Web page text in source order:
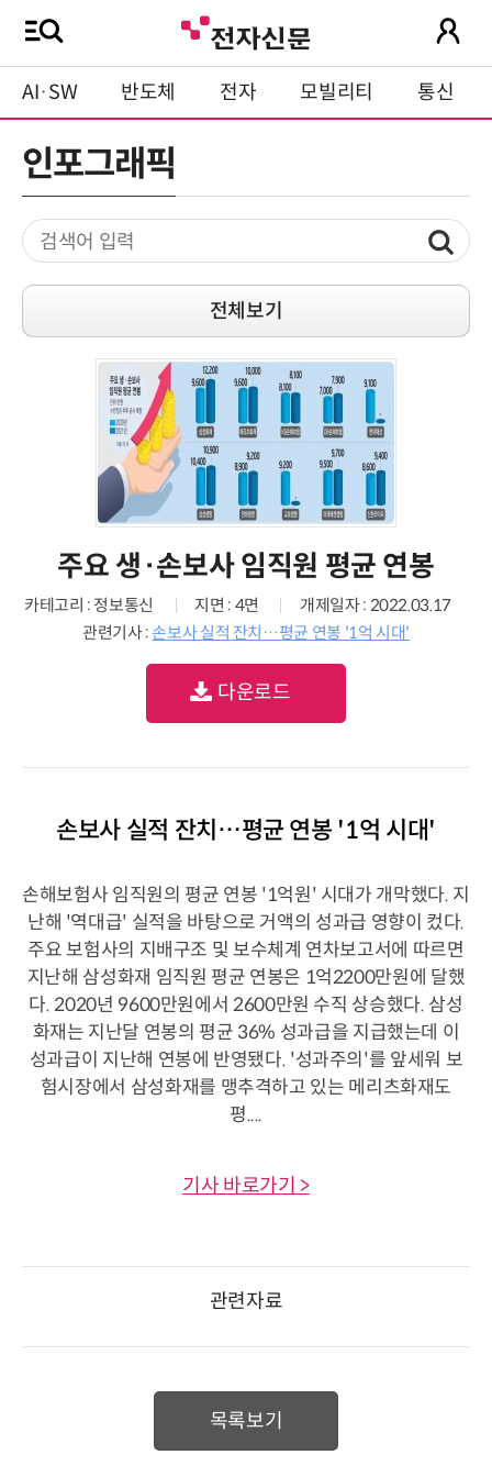
AI·SW 반도체 전자 모빌리티 통신
인포그래픽
전체보기
주요 생·손보사 임직원 평균 연봉
카테고리 : 정보통신 지면 : 4면
개제일자 : 2022.03.17
관련기사 :손보사 실적 잔치…평균 연봉 '1억 시대'
다운로드
손보사 실적 잔치…평균 연봉 '1억 시대'
손해보험사 임직원의 평균 연봉 '1억원' 시대가 개막했다. 지
난해 '역대급' 실적을 바탕으로 거액의 성과급 영향이 컸다.
주요 보험사의 지배구조 및 보수체계 연차보고서에 따르면
지난해 삼성화재 임직원 평균 연봉은 1억2200만원에 달했
다. 2020년 9600만원에서 2600만원 수직 상승했다. 삼성
화재는 지난달 연봉의 평균 36% 성과급을 지급했는데 이
성과급이 지난해 연봉에 반영됐다. '성과주의'를 앞세워 보
험시장에서 삼성화재를 맹추격하고 있는 메리츠화재도
평....
기사 바로가기 >
관련자료
목록보기